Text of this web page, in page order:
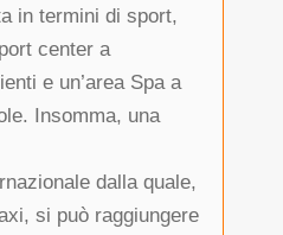
in termini di sport,
center a
e un’area Spa a
Insomma, una
dalla quale,
si può raggiungere